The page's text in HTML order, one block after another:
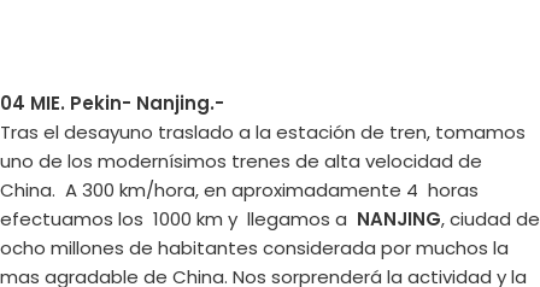
04 MIE. Pekin- Nanjing.-
Tras el desayuno traslado a la estación de tren, tomamos
uno de los modernísimos trenes de alta velocidad de
China. A 300 km/hora, en aproximadamente 4 horas
efectuamos los 1000 km y llegamos a NANJING, ciudad de
ocho millones de habitantes considerada por muchos la
mas agradable de China. Nos sorprenderá la actividad y la